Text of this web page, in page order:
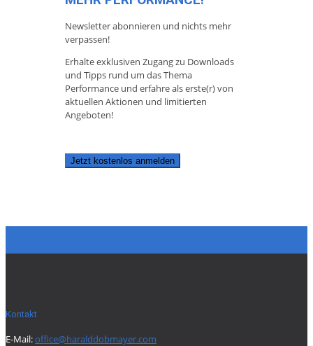
Newsletter abonnieren und nichts mehr
verpassen!
Erhalte exklusiven Zugang zu Downloads
und Tipps rund um das Thema
Performance und erfahre als erste(r) von
aktuellen Aktionen und limitierten
Angeboten!
Jetzt kostenlos anmelden
Kontakt
E-Mail:office@haralddobmayer.com